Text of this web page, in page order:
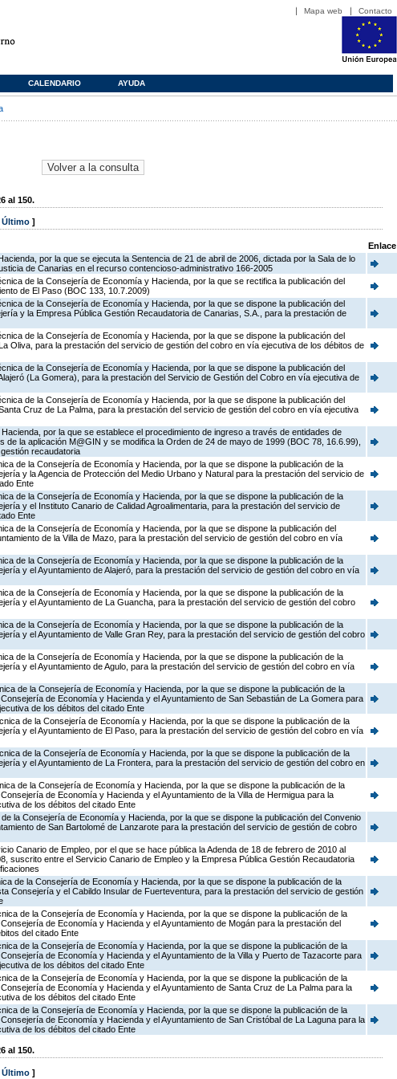
Mapa web Contacto
CALENDARIO AYUDA
al 150.
Último ]
Enlace
por la que se ejecuta la Sentencia de 21 de abril de 2006, dictada por la Sala de lo
de Canarias en el recurso contencioso-administrativo 166-2005
de la Consejería de Economía y Hacienda, por la que se rectifica la publicación del
de El Paso (BOC 133, 10.7.2009)
de la Consejería de Economía y Hacienda, por la que se dispone la publicación del
y la Empresa Pública Gestión Recaudatoria de Canarias, S.A., para la prestación de
de la Consejería de Economía y Hacienda, por la que se dispone la publicación del
Oliva, para la prestación del servicio de gestión del cobro en vía ejecutiva de los débitos de
de la Consejería de Economía y Hacienda, por la que se dispone la publicación del
(La Gomera), para la prestación del Servicio de Gestión del Cobro en vía ejecutiva de
de la Consejería de Economía y Hacienda, por la que se dispone la publicación del
Cruz de La Palma, para la prestación del servicio de gestión del cobro en vía ejecutiva
por la que se establece el procedimiento de ingreso a través de entidades de
la aplicación M@GIN y se modifica la Orden de 24 de mayo de 1999 (BOC 78, 16.6.99),
recaudatoria
de la Consejería de Economía y Hacienda, por la que se dispone la publicación de la
y la Agencia de Protección del Medio Urbano y Natural para la prestación del servicio de
Ente
de la Consejería de Economía y Hacienda, por la que se dispone la publicación de la
y el Instituto Canario de Calidad Agroalimentaria, para la prestación del servicio de
Ente
de la Consejería de Economía y Hacienda, por la que se dispone la publicación del
de la Villa de Mazo, para la prestación del servicio de gestión del cobro en vía
de la Consejería de Economía y Hacienda, por la que se dispone la publicación de la
y el Ayuntamiento de Alajeró, para la prestación del servicio de gestión del cobro en vía
de la Consejería de Economía y Hacienda, por la que se dispone la publicación de la
y el Ayuntamiento de La Guancha, para la prestación del servicio de gestión del cobro
de la Consejería de Economía y Hacienda, por la que se dispone la publicación de la
y el Ayuntamiento de Valle Gran Rey, para la prestación del servicio de gestión del cobro
de la Consejería de Economía y Hacienda, por la que se dispone la publicación de la
y el Ayuntamiento de Agulo, para la prestación del servicio de gestión del cobro en vía
de la Consejería de Economía y Hacienda, por la que se dispone la publicación de la
de Economía y Hacienda y el Ayuntamiento de San Sebastián de La Gomera para
de los débitos del citado Ente
de la Consejería de Economía y Hacienda, por la que se dispone la publicación de la
y el Ayuntamiento de El Paso, para la prestación del servicio de gestión del cobro en vía
de la Consejería de Economía y Hacienda, por la que se dispone la publicación de la
y el Ayuntamiento de La Frontera, para la prestación del servicio de gestión del cobro en
de la Consejería de Economía y Hacienda, por la que se dispone la publicación de la
de Economía y Hacienda y el Ayuntamiento de la Villa de Hermigua para la
de los débitos del citado Ente
la Consejería de Economía y Hacienda, por la que se dispone la publicación del Convenio
de San Bartolomé de Lanzarote para la prestación del servicio de gestión de cobro
Canario de Empleo, por el que se hace pública la Adenda de 18 de febrero de 2010 al
suscrito entre el Servicio Canario de Empleo y la Empresa Pública Gestión Recaudatoria
de la Consejería de Economía y Hacienda, por la que se dispone la publicación de la
Consejería y el Cabildo Insular de Fuerteventura, para la prestación del servicio de gestión
de la Consejería de Economía y Hacienda, por la que se dispone la publicación de la
de Economía y Hacienda y el Ayuntamiento de Mogán para la prestación del
del citado Ente
de la Consejería de Economía y Hacienda, por la que se dispone la publicación de la
de Economía y Hacienda y el Ayuntamiento de la Villa y Puerto de Tazacorte para
de los débitos del citado Ente
de la Consejería de Economía y Hacienda, por la que se dispone la publicación de la
de Economía y Hacienda y el Ayuntamiento de Santa Cruz de La Palma para la
de los débitos del citado Ente
de la Consejería de Economía y Hacienda, por la que se dispone la publicación de la
de Economía y Hacienda y el Ayuntamiento de San Cristóbal de La Laguna para la
de los débitos del citado Ente
al 150.
Último ]